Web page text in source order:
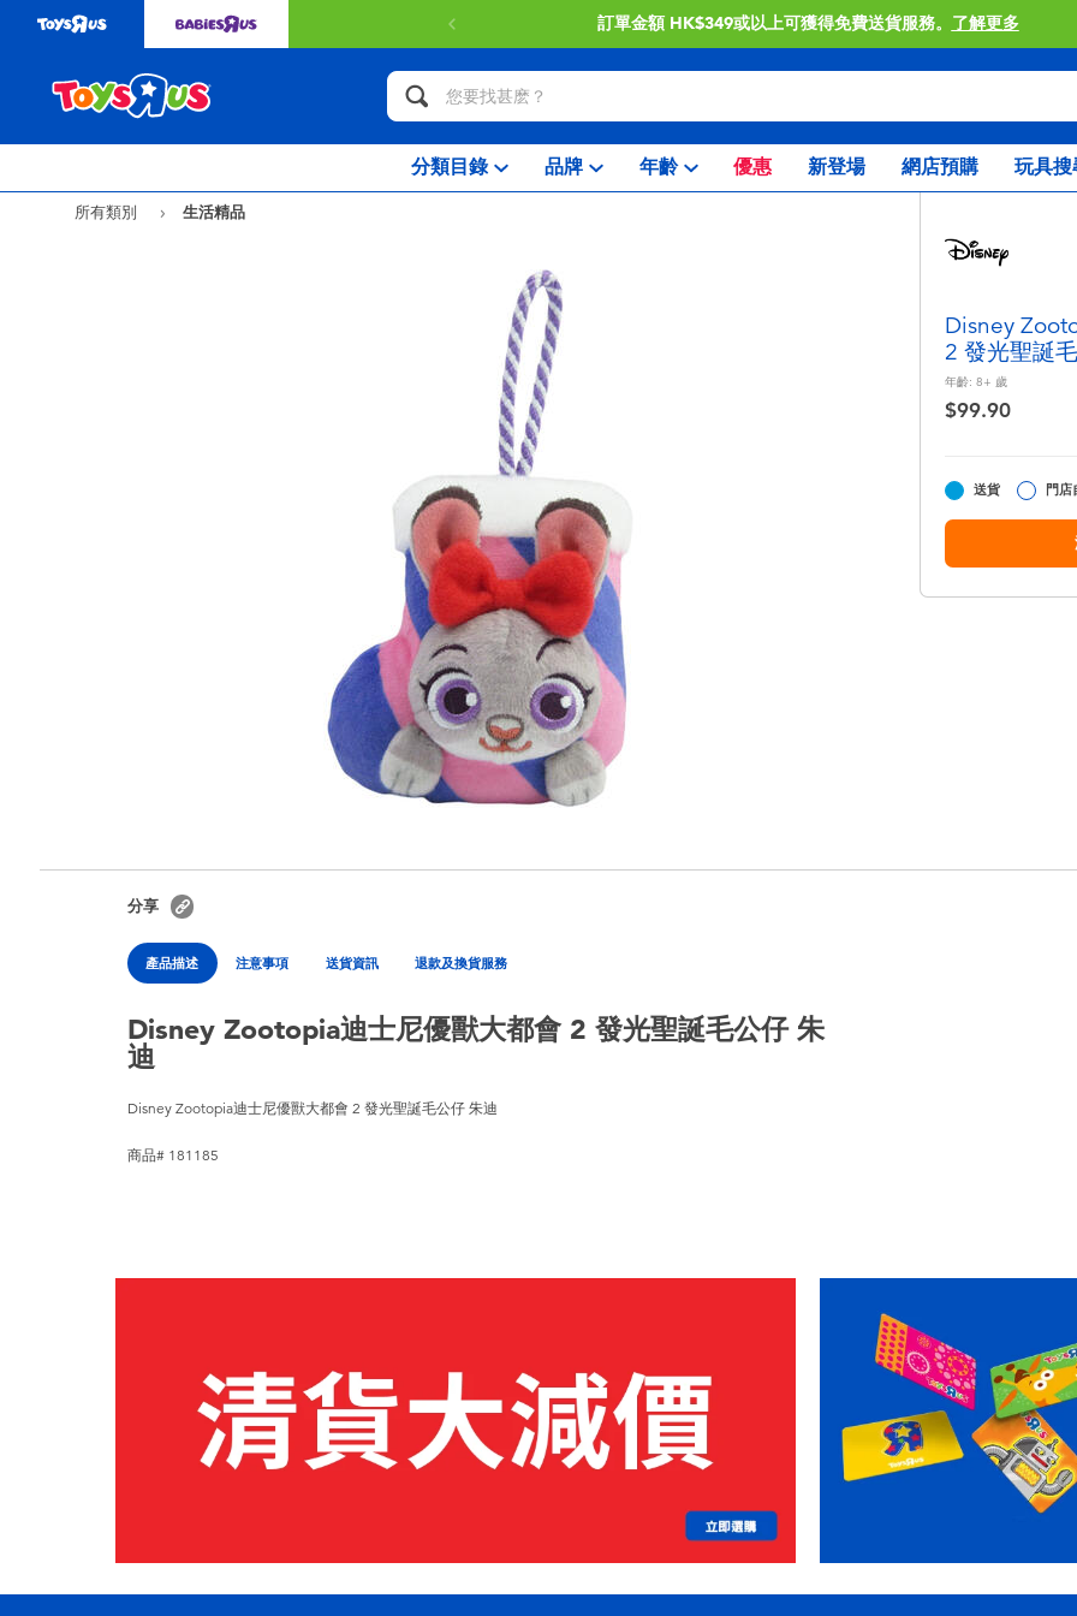
訂單金額 HK$349或以上可獲得免費送貨服務。 了解更多
分類目錄 品牌 年齡 優惠 新登場 網店預購 玩具搜
所有類別 生活精品
Disney
2 發光聖誕
年齡: 8+ 歲
$99.90
送貨 門店
分享
產品描述 注意事項 送貨資訊 退款及換貨服務
Disney Zootopia迪士尼優獸大都會 2 發光聖誕毛公仔 朱
迪
Disney Zootopia迪士尼優獸大都會 2 發光聖誕毛公仔 朱迪
商品# 181185